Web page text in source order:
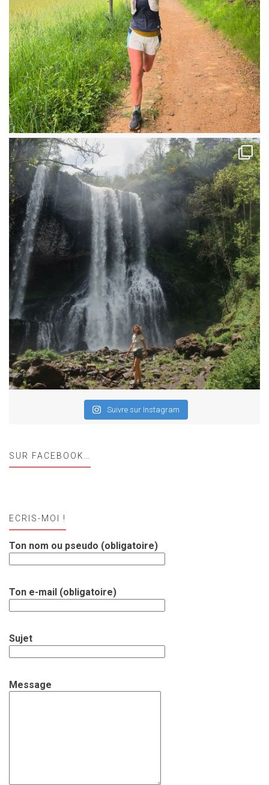
Suivre sur Instagram
SUR FACEBOOK…
ECRIS-MOI !
Ton nom ou pseudo (obligatoire)
Ton e-mail (obligatoire)
Sujet
Message